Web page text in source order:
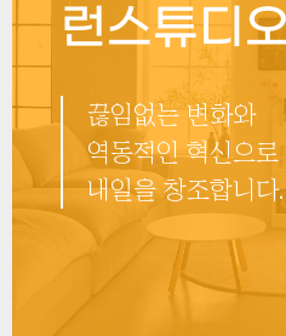
런스튜디
끊임없는 변화와
역동적인 혁신으로
내일을 창조합니다.